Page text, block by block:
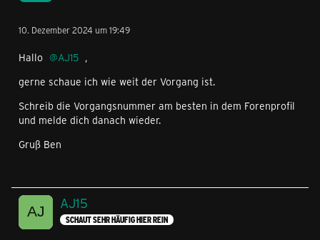
10. Dezember 2024 um 19:49
Hallo AJ15 ,
gerne schaue ich wie weit der Vorgang ist.
Schreib die Vorgangsnummer am besten in dem Forenprofil
und melde dich danach wieder.
Gruß Ben
AJ15
SCHAUT SEHR HÄUFIG HIER REIN